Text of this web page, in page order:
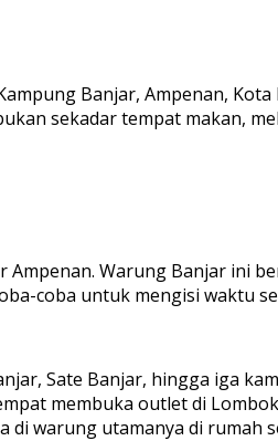
Banjar, Ampenan,
sekadar tempat makan,
Warung Banjar ini
coba untuk mengisi waktu
Sate Banjar, hingga iga
membuka outlet di
di warung utamanya di rumah